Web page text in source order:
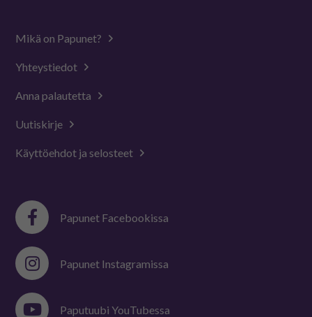
Mikä on Papunet?
Yhteystiedot
Anna palautetta
Uutiskirje
Käyttöehdot ja selosteet
Papunet Facebookissa
Papunet Instagramissa
Paputuubi YouTubessa